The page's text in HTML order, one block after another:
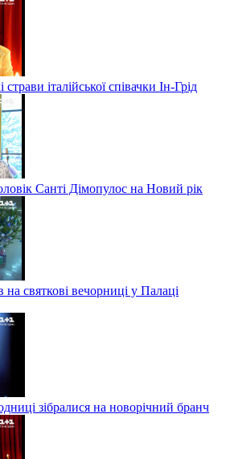
італійської співачки Ін-Грід
Санті Дімопулос на Новий рік
святкові вечорниці у Палаці
зібралися на новорічний бранч